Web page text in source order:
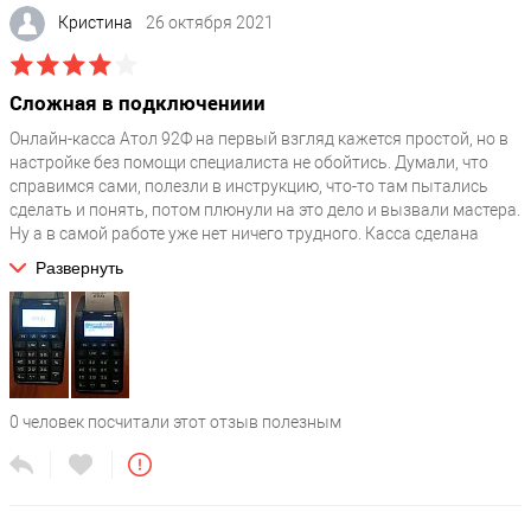
Кристина 26 октября 2021
Сложная в подключениии
Онлайн-касса Атол 92Ф на первый взгляд кажется простой, но в
настройке без помощи специалиста не обойтись. Думали, что
справимся сами, полезли в инструкцию, что-то там пытались
сделать и понять, потом плюнули на это дело и вызвали мастера.
Ну а в самой работе уже нет ничего трудного. Касса сделана
соответствует законодательству.
Развернуть
0 человек посчитали этот отзыв полезным